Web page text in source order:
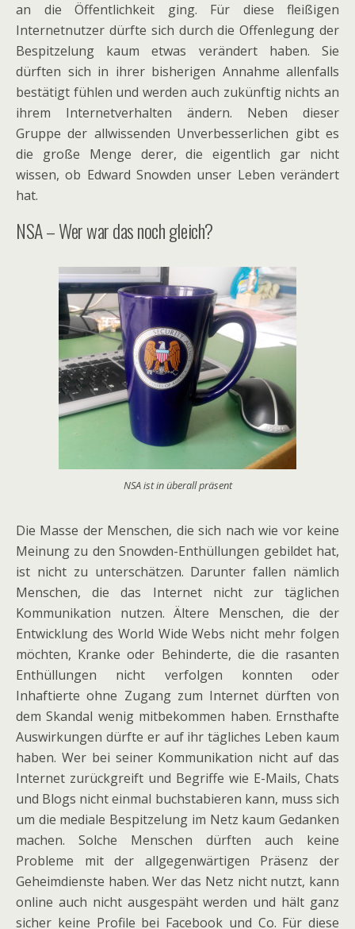
an die Öffentlichkeit ging. Für diese fleißigen
Internetnutzer dürfte sich durch die Offenlegung der
Bespitzelung kaum etwas verändert haben. Sie
dürften sich in ihrer bisherigen Annahme allenfalls
bestätigt fühlen und werden auch zukünftig nichts an
ihrem Internetverhalten ändern. Neben dieser
Gruppe der allwissenden Unverbesserlichen gibt es
die große Menge derer, die eigentlich gar nicht
wissen, ob Edward Snowden unser Leben verändert
hat.
NSA – Wer war das noch gleich?
NSA ist in überall präsent
Die Masse der Menschen, die sich nach wie vor keine
Meinung zu den Snowden-Enthüllungen gebildet hat,
ist nicht zu unterschätzen. Darunter fallen nämlich
Menschen, die das Internet nicht zur täglichen
Kommunikation nutzen. Ältere Menschen, die der
Entwicklung des World Wide Webs nicht mehr folgen
möchten, Kranke oder Behinderte, die die rasanten
Enthüllungen nicht verfolgen konnten oder
Inhaftierte ohne Zugang zum Internet dürften von
dem Skandal wenig mitbekommen haben. Ernsthafte
Auswirkungen dürfte er auf ihr tägliches Leben kaum
haben. Wer bei seiner Kommunikation nicht auf das
Internet zurückgreift und Begriffe wie E-Mails, Chats
und Blogs nicht einmal buchstabieren kann, muss sich
um die mediale Bespitzelung im Netz kaum Gedanken
machen. Solche Menschen dürften auch keine
Probleme mit der allgegenwärtigen Präsenz der
Geheimdienste haben. Wer das Netz nicht nutzt, kann
online auch nicht ausgespäht werden und hält ganz
sicher keine Profile bei Facebook und Co. Für diese